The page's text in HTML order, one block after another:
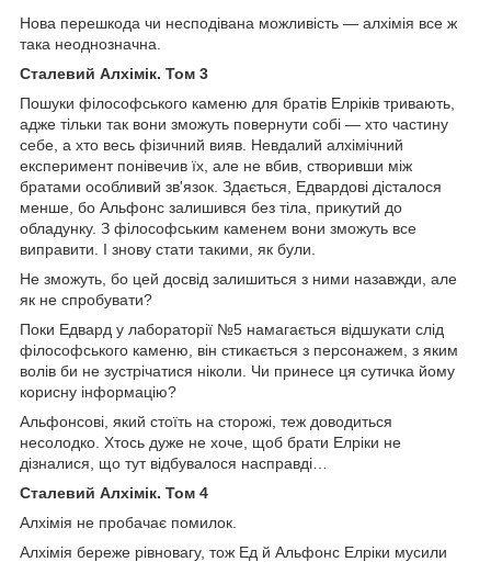
Нова перешкода чи несподівана можливість — алхімія все ж
така неоднозначна.
Сталевий Алхімік. Том 3
Пошуки філософського каменю для братів Елріків тривають,
адже тільки так вони зможуть повернути собі — хто частину
себе, а хто весь фізичний вияв. Невдалий алхімічний
експеримент понівечив їх, але не вбив, створивши між
братами особливий зв'язок. Здається, Едвардові дісталося
менше, бо Альфонс залишився без тіла, прикутий до
обладунку. З філософським каменем вони зможуть все
виправити. І знову стати такими, як були.
Не зможуть, бо цей досвід залишиться з ними назавжди, але
як не спробувати?
Поки Едвард у лабораторії №5 намагається відшукати слід
філософського каменю, він стикається з персонажем, з яким
волів би не зустрічатися ніколи. Чи принесе ця сутичка йому
корисну інформацію?
Альфонсові, який стоїть на сторожі, теж доводиться
несолодко. Хтось дуже не хоче, щоб брати Елріки не
дізналися, що тут відбувалося насправді…
Сталевий Алхімік. Том 4
Алхімія не пробачає помилок.
Алхімія береже рівновагу, тож Ед й Альфонс Елріки мусили